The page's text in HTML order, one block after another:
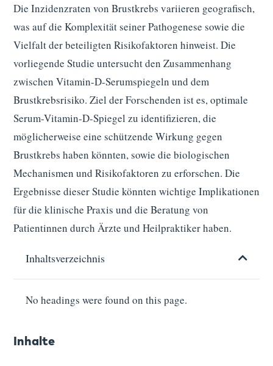
Die Inzidenzraten von Brustkrebs variieren geografisch,
was auf die Komplexität seiner Pathogenese sowie die
Vielfalt der beteiligten Risikofaktoren hinweist. Die
vorliegende Studie untersucht den Zusammenhang
zwischen Vitamin-D-Serumspiegeln und dem
Brustkrebsrisiko. Ziel der Forschenden ist es, optimale
Serum-Vitamin-D-Spiegel zu identifizieren, die
möglicherweise eine schützende Wirkung gegen
Brustkrebs haben könnten, sowie die biologischen
Mechanismen und Risikofaktoren zu erforschen. Die
Ergebnisse dieser Studie könnten wichtige Implikationen
für die klinische Praxis und die Beratung von
Patientinnen durch Ärzte und Heilpraktiker haben.
Inhaltsverzeichnis
No headings were found on this page.
Inhalte